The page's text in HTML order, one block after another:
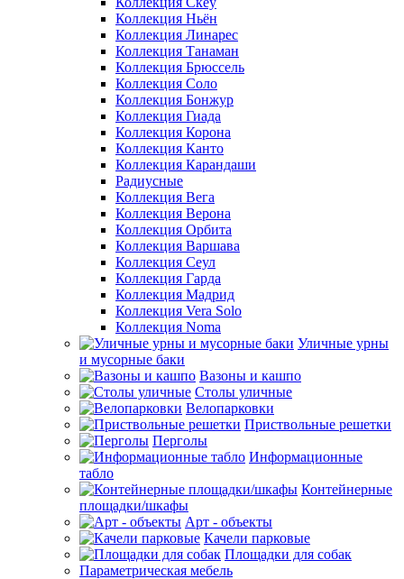
Коллекция Ньён
Коллекция Линарес
Коллекция Танаман
Коллекция Брюссель
Коллекция Соло
Коллекция Бонжур
Коллекция Гиада
Коллекция Корона
Коллекция Канто
Коллекция Карандаши
Радиусные
Коллекция Вега
Коллекция Верона
Коллекция Орбита
Коллекция Варшава
Коллекция Сеул
Коллекция Гарда
Коллекция Мадрид
Коллекция Vera Solo
Коллекция Noma
Уличные урны
и мусорные баки
Вазоны и кашпо
Столы уличные
Велопарковки
Приствольные решетки
Перголы
Информационные
табло
Контейнерные
площадки/шкафы
Арт - объекты
Качели парковые
Площадки для собак
Параметрическая мебель